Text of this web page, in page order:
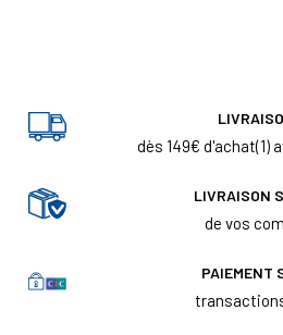
dès 149€ d'achat(1)
LIVRAISON
de vos
PAIEMENT